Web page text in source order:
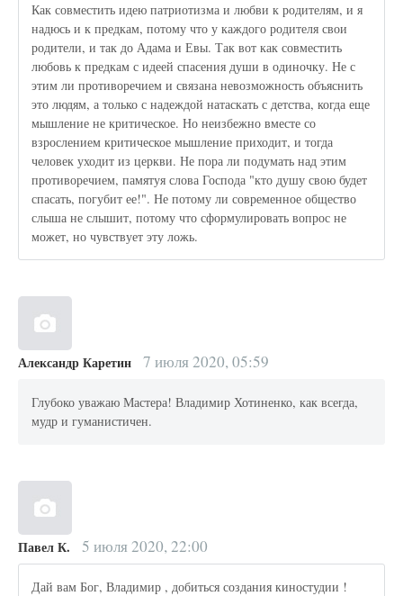
Как совместить идею патриотизма и любви к родителям, и я
надюсь и к предкам, потому что у каждого родителя свои
родители, и так до Адама и Евы. Так вот как совместить
любовь к предкам с идеей спасения души в одиночку. Не с
этим ли противоречием и связана невозможность объяснить
это людям, а только с надеждой натаскать с детства, когда еще
мышление не критическое. Но неизбежно вместе со
взрослением критическое мышление приходит, и тогда
человек уходит из церкви. Не пора ли подумать над этим
противоречием, памятуя слова Господа "кто душу свою будет
спасать, погубит ее!". Не потому ли современное общество
слыша не слышит, потому что сформулировать вопрос не
может, но чувствует эту ложь.
Александр Каретин 7 июля 2020, 05:59
Глубоко уважаю Мастера! Владимир Хотиненко, как всегда,
мудр и гуманистичен.
Павел К. 5 июля 2020, 22:00
Дай вам Бог, Владимир , добиться создания киностудии !